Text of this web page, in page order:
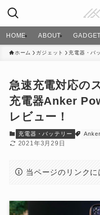
HOME ABOUT
ホーム ガジェット 充電器・バ
急速充電対応の
充電器Anker
レビュー！
充電器・バッテリー Anker
2021年3月29日
当ページのリンクに